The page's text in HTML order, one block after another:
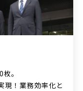
。
現！業務効率化と